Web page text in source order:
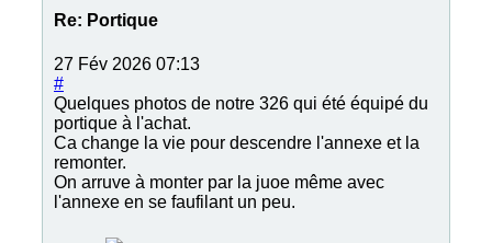
Re: Portique
27 Fév 2026 07:13
#
Quelques photos de notre 326 qui été équipé du
portique à l'achat.
Ca change la vie pour descendre l'annexe et la
remonter.
On arruve à monter par la juoe même avec
l'annexe en se faufilant un peu.